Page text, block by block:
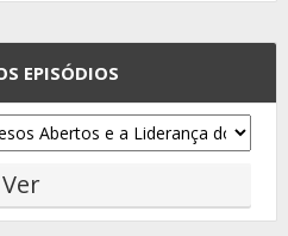
EPISÓDIOS